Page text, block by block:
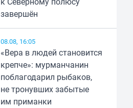
завершён
08.08, 16:05
«Вера в людей становится
крепче»: мурманчанин
поблагодарил рыбаков,
не тронувших забытые
им приманки